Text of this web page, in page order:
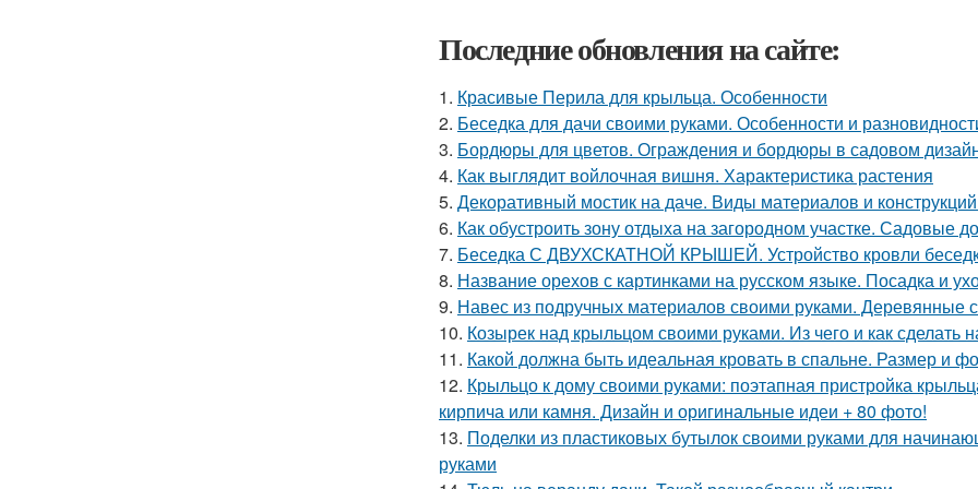
Последние обновления на сайте:
1. Красивые Перила для крыльца. Особенности
2. Беседка для дачи своими руками. Особенности и
3. Бордюры для цветов. Ограждения и бордюры в садовом
4. Как выглядит войлочная вишня. Характеристика растения
5. Декоративный мостик на даче. Виды материалов и
6. Как обустроить зону отдыха на загородном участке. Садовые
7. Беседка С ДВУХСКАТНОЙ КРЫШЕЙ. Устройство кровли
8. Название орехов с картинками на русском языке. Посадка и
9. Навес из подручных материалов своими руками. Деревянные
10. Козырек над крыльцом своими руками. Из чего и как сделать
11. Какой должна быть идеальная кровать в спальне. Размер и
12. Крыльцо к дому своими руками: поэтапная пристройка
кирпича или камня. Дизайн и оригинальные идеи + 80 фото!
13. Поделки из пластиковых бутылок своими руками для
руками